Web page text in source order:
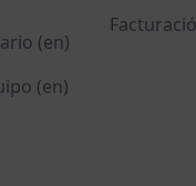
(en)
(en)